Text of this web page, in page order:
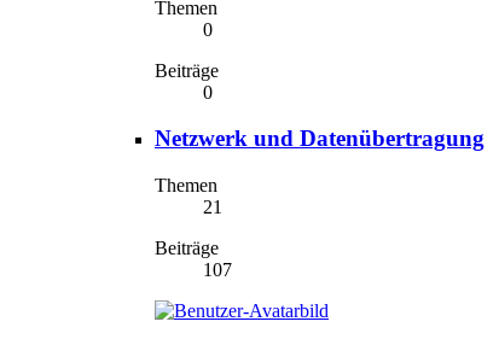
Themen
0
Beiträge
0
Netzwerk und Datenübertragung
Themen
21
Beiträge
107